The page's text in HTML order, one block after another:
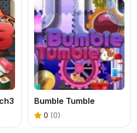
Bumble Tumble
0 (0)